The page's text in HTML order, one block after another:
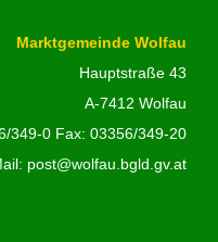
Marktgemeinde Wolfau
Hauptstraße 43
A-7412 Wolfau
349-0 Fax: 03356/349-20
post@wolfau.bgld.gv.at